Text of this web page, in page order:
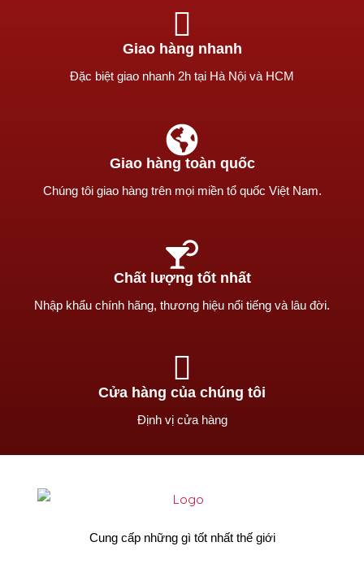
Giao hàng nhanh
Ðặc biệt giao nhanh 2h tại Hà Nội và HCM
Giao hàng toàn quốc
Chúng tôi giao hàng trên mọi miền tổ quốc Việt Nam.
Chất lượng tốt nhất
Nhập khẩu chính hãng, thương hiệu nổi tiếng và lâu đời.
Cửa hàng của chúng tôi
Định vị cửa hàng
Cung cấp những gì tốt nhất thế giới